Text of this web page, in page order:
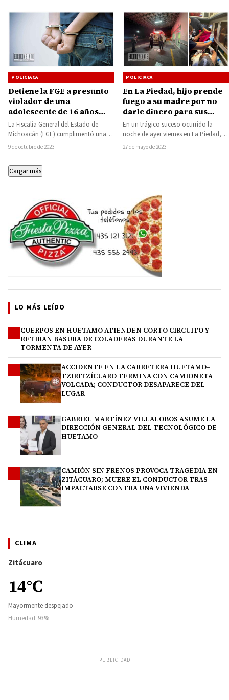
POLICIACA
Detiene la FGE a presunto
violador de una
adolescente de 16 años
cometido en Tzitzio
La Fiscalía General del Estado de
Michoacán (FGE) cumplimentó una
orden de aprehensión en contra de
9 de octubre de 2023
POLICIACA
En La Piedad, hijo prende
fuego a su madre por no
darle dinero para sus
vicios
En un trágico suceso ocurrido la
noche de ayer viernes en La Piedad,
una mujer de 55 años,…
27 de mayo de 2023
Cargar más
LO MÁS LEÍDO
CUERPOS EN HUETAMO ATIENDEN CORTO CIRCUITO Y
RETIRAN BASURA DE COLADERAS DURANTE LA
TORMENTA DE AYER
ACCIDENTE EN LA CARRETERA HUETAMO–
TZIRITZÍCUARO TERMINA CON CAMIONETA
VOLCADA; CONDUCTOR DESAPARECE DEL
LUGAR
GABRIEL MARTÍNEZ VILLALOBOS ASUME LA
DIRECCIÓN GENERAL DEL TECNOLÓGICO DE
HUETAMO
CAMIÓN SIN FRENOS PROVOCA TRAGEDIA EN
ZITÁCUARO; MUERE EL CONDUCTOR TRAS
IMPACTARSE CONTRA UNA VIVIENDA
CLIMA
Zitácuaro
14°C
Mayormente despejado
Humedad: 93%
PUBLICIDAD